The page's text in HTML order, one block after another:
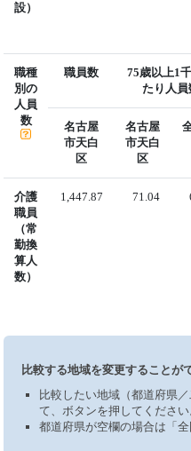
設）
職種
別の
人員
数
職員数
75歳以上1
たり人員
名古屋
市天白
区
名古屋
市天白
区
介護
職員
（常
勤換
算人
数）
1,447.87 71.04
比較する地域を変更することが
比較したい地域（都道府県
て、ボタンを押してください
都道府県が空欄の場合は「全